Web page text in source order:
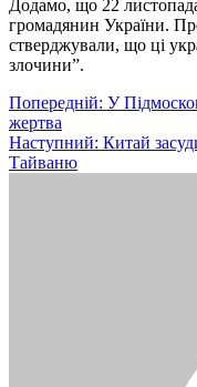
Додамо, що 22
громадянин України.
стверджували, що ці
злочини”.
Навігація
записів
Попередній: У
жертва
Наступний: Китай
Тайваню